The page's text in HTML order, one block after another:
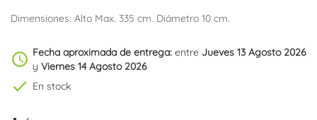
Dimensiones: Alto Max. 335 cm. Diámetro 10 cm.
schedule Fecha aproximada de entrega: entre Jueves 13 Agosto 2026
y Viernes 14 Agosto 2026
check En stock